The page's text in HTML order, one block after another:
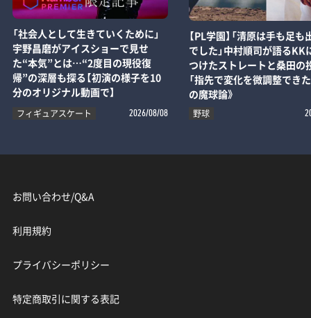
「社会人として生きていくために」
宇野昌磨がアイスショーで見せ
た“本気”とは…“2度目の現役復
帰”の深層も探る【初演の様子を10
分のオリジナル動画で】
フィギュアスケート 2026/08/08
【PL学園】「清原は手も足も
でした」中村順司が語るKK
つけたストレートと桑田の
「指先で変化を微調整できた
の魔球論》
野球
お問い合わせ/Q&A
利用規約
プライバシーポリシー
特定商取引に関する表記